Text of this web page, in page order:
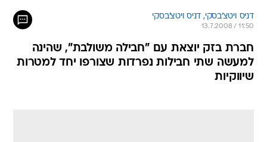
דניס ויטצ'בסקי, דניס ויטצ'בסקי
13.7.2008 / 11:50
חברת בזק יוצאת עם "חבילה משולבת", שהינה
למעשה שתי חבילות נפרדות שצורפו יחד למטרות
שיווקיות